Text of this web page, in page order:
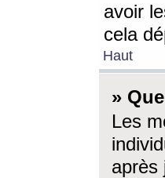
avoir
cela
Haut
»
Les
après